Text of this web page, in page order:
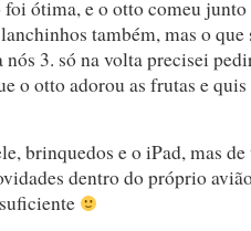
ótima, e o otto comeu junto
também, mas o
3. só na volta precisei
o otto adorou as frutas e
brinquedos e o iPad, mas
dentro do próprio